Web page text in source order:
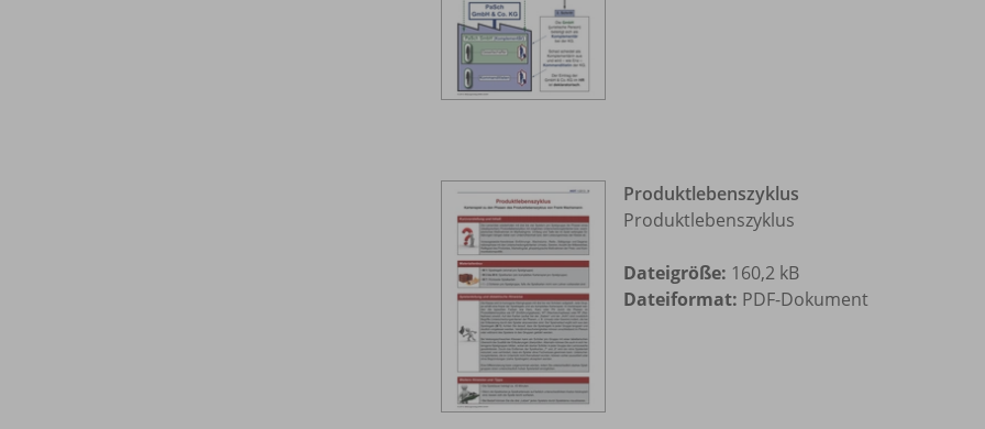
Produktlebenszyklus
Produktlebenszyklus
Dateigröße: 160,2 kB
Dateiformat: PDF-Dokument